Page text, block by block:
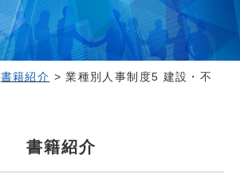
書籍紹介 >業種別人事制度5 建設・不
書籍紹介